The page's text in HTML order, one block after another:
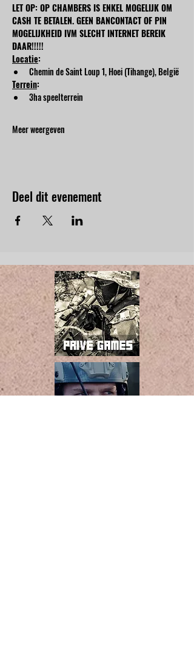
LET OP: OP CHAMBERS IS ENKEL MOGELIJK OM
CASH TE BETALEN. GEEN BANCONTACT OF PIN
MOGELIJKHEID IVM SLECHT INTERNET BEREIK
DAAR!!!!!
Locatie:
Chemin de Saint Loup 1, Hoei (Tihange), België
Terrein:
3ha speelterrein
Meer weergeven
Deel dit evenement